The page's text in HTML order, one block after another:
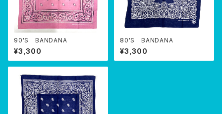
90'S BANDANA
¥3,300
80'S BANDANA
¥3,300